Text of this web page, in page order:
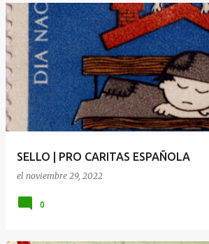
SELLO | PRO CARITAS ESPAÑOLA
el noviembre 29, 2022
0